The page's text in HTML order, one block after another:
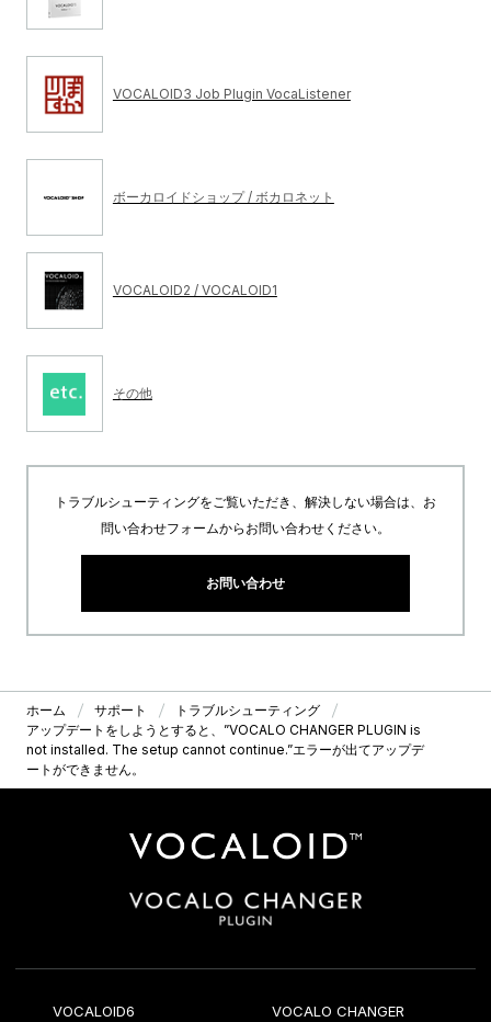
VOCALOID3 Job Plugin VocaListener
ボーカロイドショップ / ボカロネット
VOCALOID2 / VOCALOID1
その他
トラブルシューティングをご覧いただき、解決しない場合は、お
問い合わせフォームからお問い合わせください。
お問い合わせ
ホーム サポート
トラブルシューティング
アップデートをしようとすると、”VOCALO CHANGER PLUGIN is
not installed. The setup cannot continue.”エラーが出てアップデ
ートができません。
VOCALOID6 VOCALO CHANGER